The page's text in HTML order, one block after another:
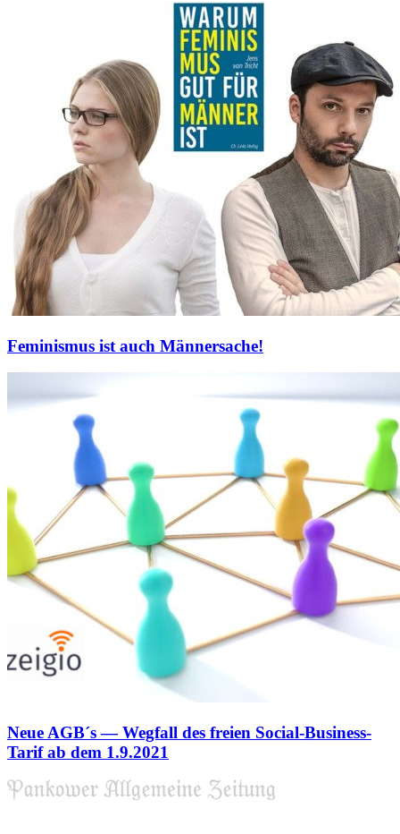
Feminismus ist auch Männersache!
Neue AGB´s — Wegfall des freien Social-Business-
Tarif ab dem 1.9.2021